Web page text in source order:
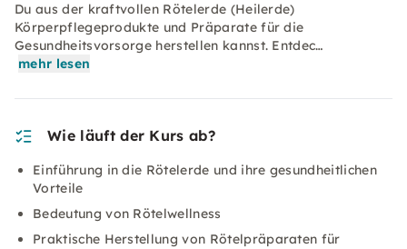
Du aus der kraftvollen Rötelerde (Heilerde)
Körperpflegeprodukte und Präparate für die
Gesundheitsvorsorge herstellen kannst. Entdec…
mehr lesen
Wie läuft der Kurs ab?
Einführung in die Rötelerde und ihre gesundheitlichen
Vorteile
Bedeutung von Rötelwellness
Praktische Herstellung von Rötelpräparaten für